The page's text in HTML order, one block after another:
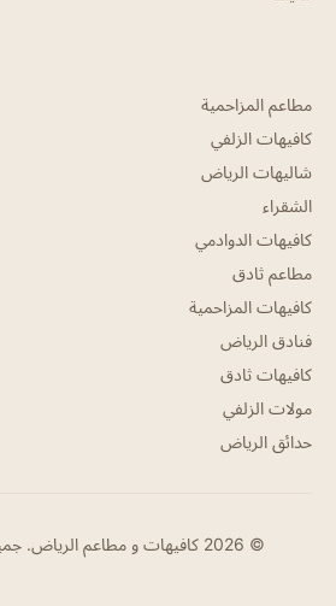
مطاعم المزاحمية
كافيهات الزلفي
شاليهات الرياض
الشقراء
كافيهات الدوادمي
مطاعم ثادق
كافيهات المزاحمية
فنادق الرياض
كافيهات ثادق
مولات الزلفي
حدائق الرياض
© 2026 كافيهات و مطاعم الرياض. جميع الحقوق محفوظة.